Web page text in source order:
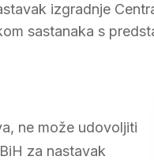
izgradnje
sastanaka s
ne može udovoljiti
za nastavak